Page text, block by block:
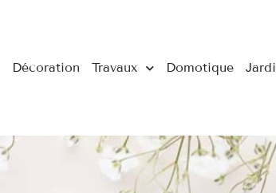
Décoration Travaux Domotique